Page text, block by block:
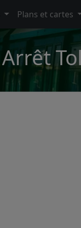
Plans et cartes
Arrêt